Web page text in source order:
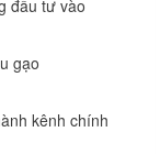
đầu tư vào
gạo
kênh chính